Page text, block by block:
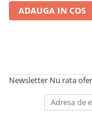
Bibliografie didactică
Dicționare și
Romane și literatură
Clasici români și
ADAUGA IN COS
Newsletter Nu rata